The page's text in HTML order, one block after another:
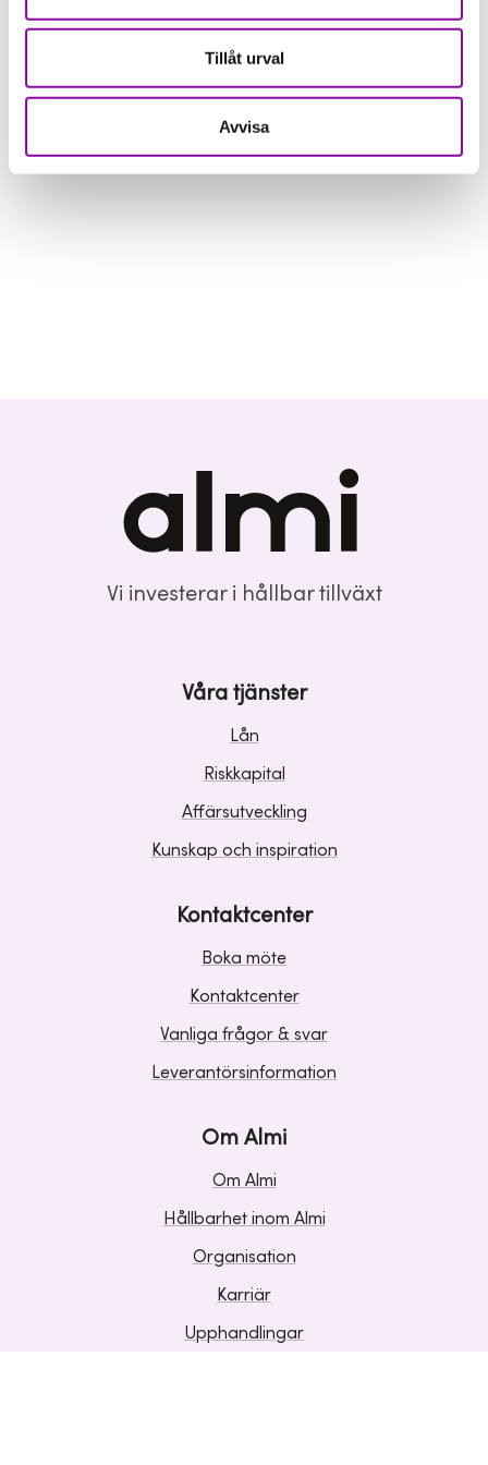
Tillåt urval
Avvisa
Vi investerar i hållbar tillväxt
Våra tjänster
Lån
Riskkapital
Affärsutveckling
Kunskap och inspiration
Kontaktcenter
Boka möte
Kontaktcenter
Vanliga frågor & svar
Leverantörsinformation
Om Almi
Om Almi
Hållbarhet inom Almi
Organisation
Karriär
Upphandlingar